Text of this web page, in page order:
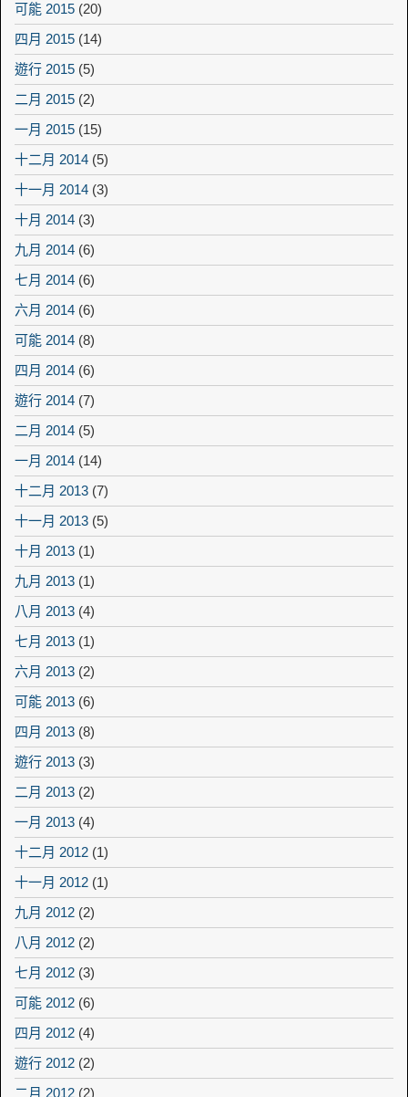
可能 2015 (20)
四月 2015 (14)
遊行 2015 (5)
二月 2015 (2)
一月 2015 (15)
十二月 2014 (5)
十一月 2014 (3)
十月 2014 (3)
九月 2014 (6)
七月 2014 (6)
六月 2014 (6)
可能 2014 (8)
四月 2014 (6)
遊行 2014 (7)
二月 2014 (5)
一月 2014 (14)
十二月 2013 (7)
十一月 2013 (5)
十月 2013 (1)
九月 2013 (1)
八月 2013 (4)
七月 2013 (1)
六月 2013 (2)
可能 2013 (6)
四月 2013 (8)
遊行 2013 (3)
二月 2013 (2)
一月 2013 (4)
十二月 2012 (1)
十一月 2012 (1)
九月 2012 (2)
八月 2012 (2)
七月 2012 (3)
可能 2012 (6)
四月 2012 (4)
遊行 2012 (2)
二月 2012 (2)